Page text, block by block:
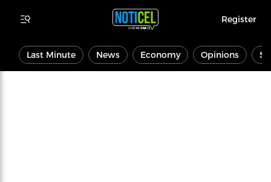
Register
Last Minute News Economy Opinions